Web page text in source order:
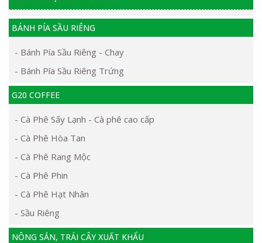
BÁNH PÍA SẦU RIÊNG
- Bánh Pía Sầu Riêng - Chay
- Bánh Pía Sầu Riêng Trứng
G20 COFFEE
- Cà Phê Sấy Lạnh - Cà phê cao cấp
- Cà Phê Hòa Tan
- Cà Phê Rang Mộc
- Cà Phê Phin
- Cà Phê Hạt Nhân
- Sầu Riêng
NÔNG SẢN, TRÁI CÂY XUẤT KHẨU